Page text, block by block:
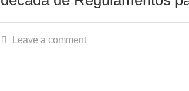
Leave a comment